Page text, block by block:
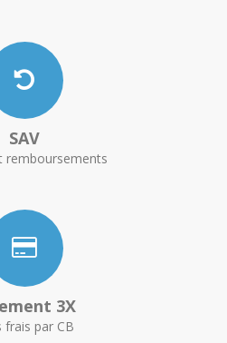
SAV
remboursements
3X
frais par CB